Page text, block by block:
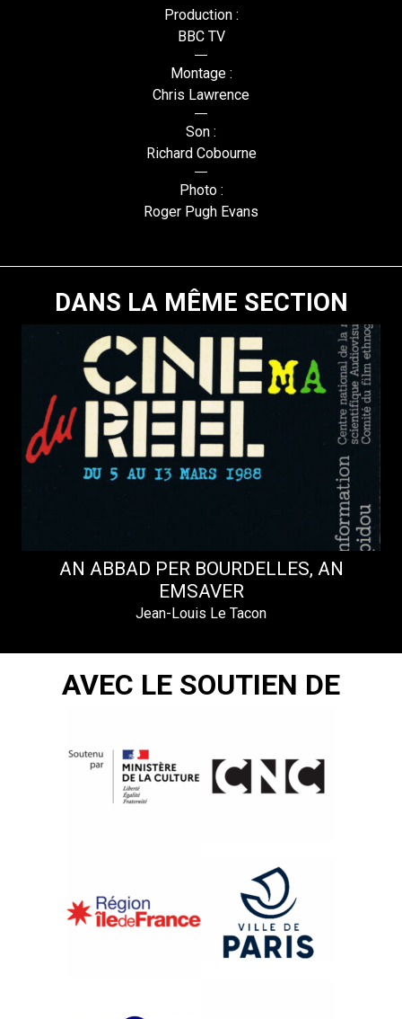
Production :
BBC TV
Montage :
Chris Lawrence
Son :
Richard Cobourne
Photo :
Roger Pugh Evans
DANS LA MÊME SECTION
AN ABBAD PER BOURDELLES, AN
EMSAVER
Jean-Louis Le Tacon
AVEC LE SOUTIEN DE